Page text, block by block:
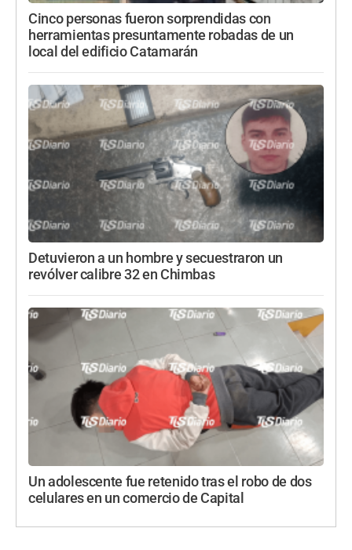
Cinco personas fueron sorprendidas con
herramientas presuntamente robadas de un
local del edificio Catamarán
Detuvieron a un hombre y secuestraron un
revólver calibre 32 en Chimbas
Un adolescente fue retenido tras el robo de dos
celulares en un comercio de Capital